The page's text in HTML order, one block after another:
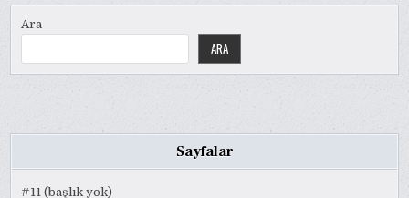
Ara
ARA
Sayfalar
#11 (başlık yok)